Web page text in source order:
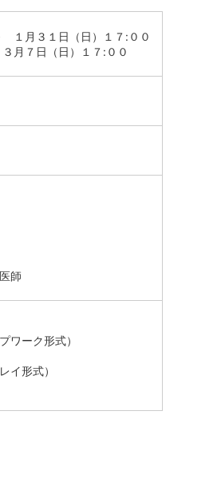
１月３１日（日）１７:００
月７日（日）１７:００
師
ワーク形式）
イ形式）